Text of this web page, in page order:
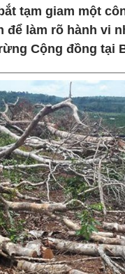
tạm giam một
để làm rõ hành vi
Cộng đồng tại